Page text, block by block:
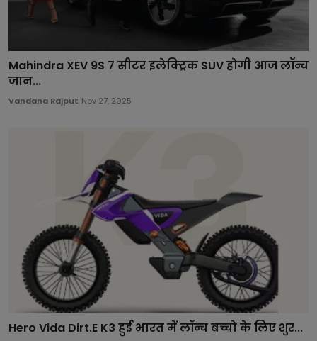
Mahindra XEV 9S 7 सीटर इलेक्ट्रिक SUV होगी आज लॉन्च
जान...
Vandana Rajput Nov 27, 2025
Hero Vida Dirt.E K3 हुई भारत में लॉन्च बच्चो के लिए शुर...